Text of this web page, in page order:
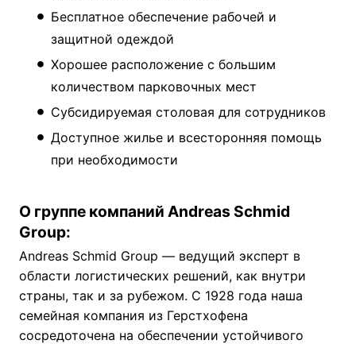
Бесплатное обеспечение рабочей и
защитной одеждой
Хорошее расположение с большим
количеством парковочных мест
Субсидируемая столовая для сотрудников
Доступное жилье и всесторонняя помощь
при необходимости
О группе компаний Andreas Schmid
Group:
Andreas Schmid Group — ведущий эксперт в
области логистических решений, как внутри
страны, так и за рубежом. С 1928 года наша
семейная компания из Герстхофена
сосредоточена на обеспечении устойчивого